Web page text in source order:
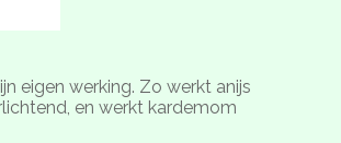
eigen werking. Zo werkt anijs
en werkt kardemom